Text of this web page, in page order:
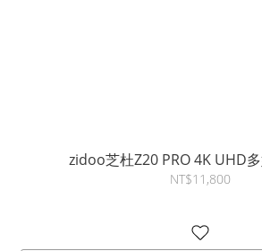
zidoo芝杜Z20 PRO 4K UHD
NT$11,800